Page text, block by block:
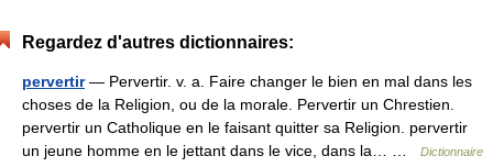
Regardez d'autres dictionnaires:
pervertir— Pervertir. v. a. Faire changer le bien en mal dans les
choses de la Religion, ou de la morale. Pervertir un Chrestien.
pervertir un Catholique en le faisant quitter sa Religion. pervertir
un jeune homme en le jettant dans le vice, dans la… …
Dictionnaire